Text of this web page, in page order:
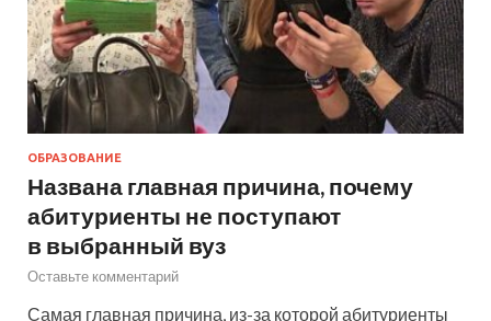
ОБРАЗОВАНИЕ
Названа главная причина, почему
абитуриенты не поступают
в выбранный вуз
Оставьте комментарий
Самая главная причина, из-за которой абитуриенты